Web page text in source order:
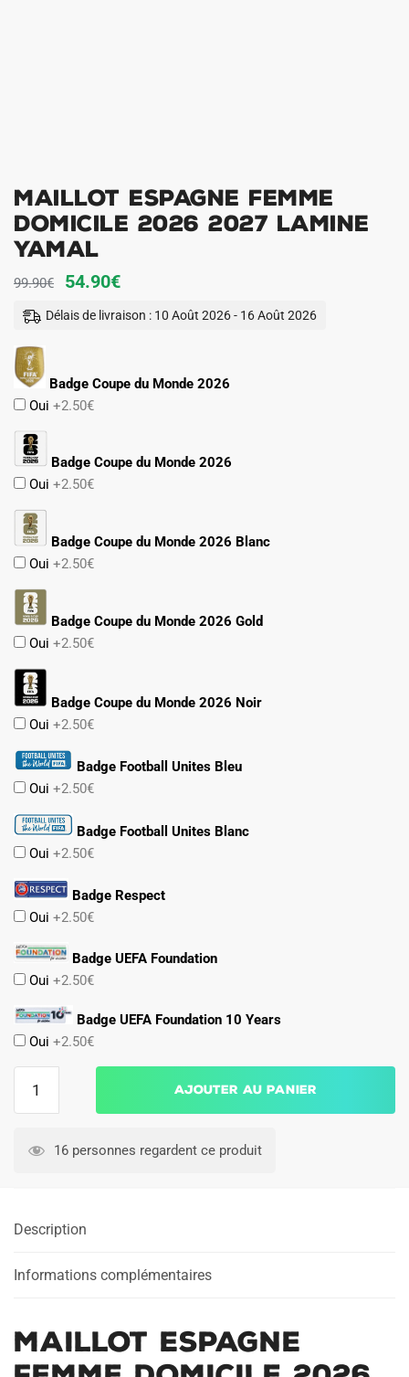
Maillot Espagne Femme
Domicile 2026 2027 Lamine
Yamal
99.90€
Le
prix
99.90€.
54.90€Le
prix
54.90€.
Délais de livraison : 10 Août 2026 - 16 Août 2026
Badge Coupe du Monde 2026
Oui +2.50€
Badge Coupe du Monde 2026
Oui +2.50€
Badge Coupe du Monde 2026 Blanc
Oui +2.50€
Badge Coupe du Monde 2026 Gold
Oui +2.50€
Badge Coupe du Monde 2026 Noir
Oui +2.50€
Badge Football Unites Bleu
Oui +2.50€
Badge Football Unites Blanc
Oui +2.50€
Badge Respect
Oui +2.50€
Badge UEFA Foundation
Oui +2.50€
Badge UEFA Foundation 10 Years
Oui +2.50€
Espagne
2027
Yamal
Ajouter au panier
16 personnes regardent ce produit
Description
Informations complémentaires
Maillot Espagne